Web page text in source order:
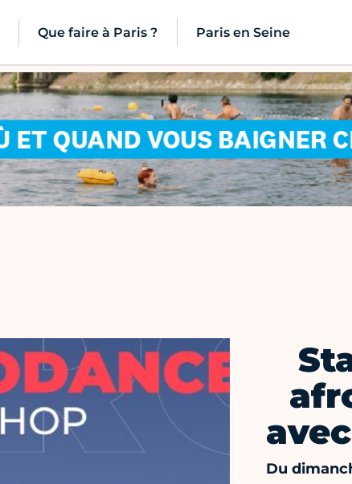
Que faire à Paris ? Paris en Seine
Du